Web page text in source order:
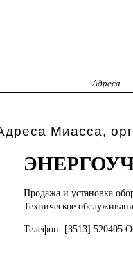
Адреса
Миасса,
Продажа и установка
Техническое
Телефон: [3513] 520405